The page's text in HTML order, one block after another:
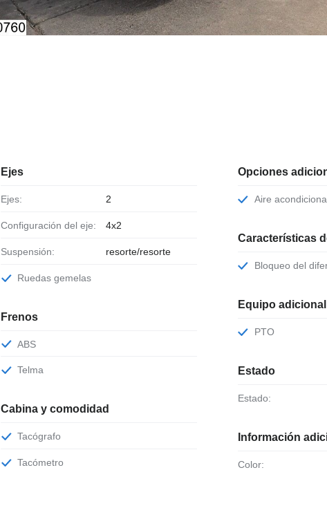
Ejes
Ejes: 2
Configuración del eje: 4x2
Suspensión: resorte/resorte
Ruedas gemelas
Frenos
ABS
Telma
Cabina y comodidad
Tacógrafo
Tacómetro
Opciones
Aire
Características
Bloqueo del
Equipo adicional
PTO
Estado
Estado:
Información
Color: